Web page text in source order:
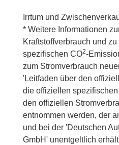
Irrtum und
* Weitere Informationen
Kraftstoffverbrauch und
spezifischen CO2-
zum Stromverbrauch
'Leitfaden über den
die offiziellen
den offiziellen
entnommen werden, der
und bei der 'Deutschen
GmbH' unentgeltlich